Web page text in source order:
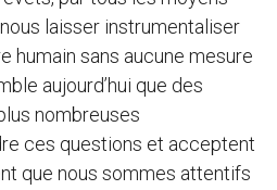
laisser instrumentaliser
humain sans aucune mesure
aujourd’hui que des
nombreuses
ces questions et acceptent
que nous sommes attentifs